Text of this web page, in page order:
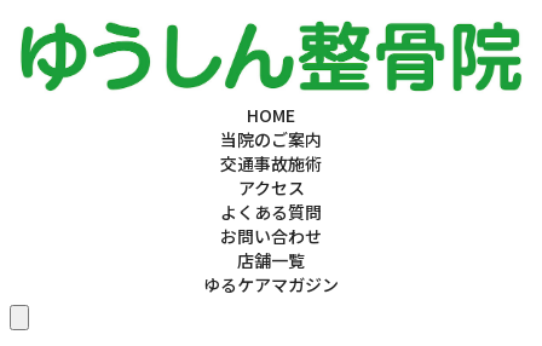
HOME
当院のご案内
交通事故施術
アクセス
よくある質問
お問い合わせ
店舗一覧
ゆるケアマガジン